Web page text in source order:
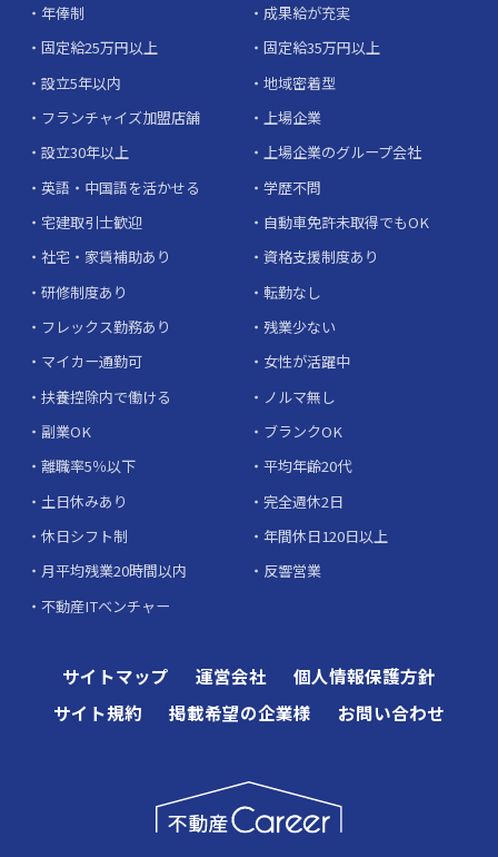
年俸制
成果給が充実
固定給25万円以上
固定給35万円以上
設立5年以内
地域密着型
フランチャイズ加盟店舗
上場企業
設立30年以上
上場企業のグループ会社
英語・中国語を活かせる
学歴不問
宅建取引士歓迎
自動車免許未取得でもOK
社宅・家賃補助あり
資格支援制度あり
研修制度あり
転勤なし
フレックス勤務あり
残業少ない
マイカー通勤可
女性が活躍中
扶養控除内で働ける
ノルマ無し
副業OK
ブランクOK
離職率5％以下
平均年齢20代
土日休みあり
完全週休2日
休日シフト制
年間休日120日以上
月平均残業20時間以内
反響営業
不動産ITベンチャー
サイトマップ 運営会社
個人情報保護方針
サイト規約
掲載希望の企業様 お問い合わせ